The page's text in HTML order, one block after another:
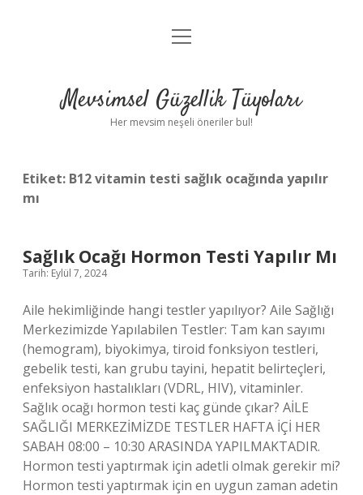
Anasayfa
Yasal Uyarı
menüyü
Mevsimsel Güzellik Tüyoları
Her mevsim neşeli öneriler bul!
Etiket: B12 vitamin testi sağlık ocağında yapılır
mı
Sağlık Ocağı Hormon Testi Yapılır Mı
Tarih: Eylül 7, 2024
Aile hekimliğinde hangi testler yapılıyor? Aile Sağlığı
Merkezimizde Yapılabilen Testler: Tam kan sayımı
(hemogram), biyokimya, tiroid fonksiyon testleri,
gebelik testi, kan grubu tayini, hepatit belirteçleri,
enfeksiyon hastalıkları (VDRL, HIV), vitaminler.
Sağlık ocağı hormon testi kaç günde çıkar? AİLE
SAĞLIĞI MERKEZİMİZDE TESTLER HAFTA İÇİ HER
SABAH 08:00 – 10:30 ARASINDA YAPILMAKTADIR.
Hormon testi yaptırmak için adetli olmak gerekir mi?
Hormon testi yaptırmak için en uygun zaman adetin